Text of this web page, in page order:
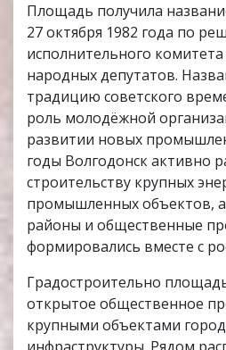
Площадь получила
27 октября 1982 года по
исполнительного
народных депутатов.
традицию советского
роль молодёжной
развитии новых
годы Волгодонск активно
строительству крупных
промышленных объектов,
районы и общественные
формировались вместе с
Градостроительно
открытое общественное
крупными объектами